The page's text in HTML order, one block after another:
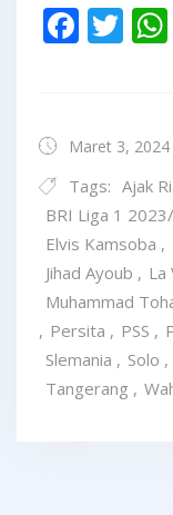
Maret 3, 2024
Tags: Ajak
BRI Liga 1
Elvis Kamsoba ,
Jihad Ayoub , La
Muhammad
, Persita , PSS ,
Slemania , Solo ,
Tangerang ,